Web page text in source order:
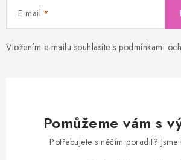
E-mail
Vložením e-mailu souhlasíte s podmínkami
Pomůžeme vám s
Potřebujete s něčím poradit? Jsme